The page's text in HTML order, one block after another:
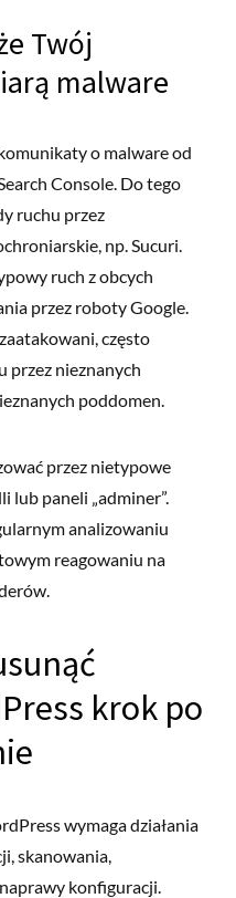
Twój
malware
o malware od
Console. Do tego
ruchu przez
np. Sucuri.
ruch z obcych
przez roboty Google.
często
przez nieznanych
poddomen.
przez nietypowe
lub paneli „adminer”.
analizowaniu
reagowaniu na
krok po
wymaga działania
skanowania,
konfiguracji.